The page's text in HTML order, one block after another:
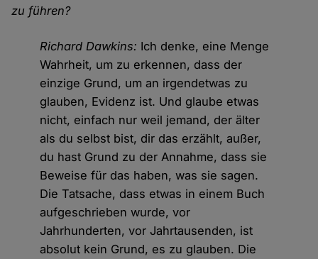
zu führen?
Richard Dawkins: Ich denke, eine Menge
Wahrheit, um zu erkennen, dass der
einzige Grund, um an irgendetwas zu
glauben, Evidenz ist. Und glaube etwas
nicht, einfach nur weil jemand, der älter
als du selbst bist, dir das erzählt, außer,
du hast Grund zu der Annahme, dass sie
Beweise für das haben, was sie sagen.
Die Tatsache, dass etwas in einem Buch
aufgeschrieben wurde, vor
Jahrhunderten, vor Jahrtausenden, ist
absolut kein Grund, es zu glauben. Die